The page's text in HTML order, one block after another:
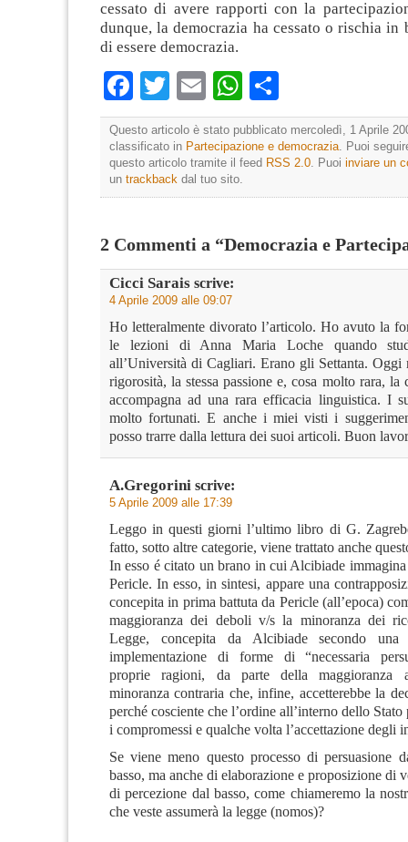
cessato di avere rapporti con la
dunque, la democrazia ha cessato o rischia in
di essere democrazia.
Facebook
TwitterEmailWhatsApp
Questo articolo è stato pubblicato mercoledì, 1 Aprile
classificato in Partecipazione e democrazia . Puoi
questo articolo tramite il feed RSS 2.0 . Puoi inviare un
un trackback dal tuo sito.
2 Commenti a “Democrazia e
Cicci Sarais scrive:
4 Aprile 2009 alle 09:07
Ho letteralmente divorato l’articolo. Ho avuto la
le lezioni di Anna Maria Loche quando
all’Università di Cagliari. Erano gli Settanta. Oggi
rigorosità, la stessa passione e, cosa molto rara, la
accompagna ad una rara efficacia linguistica. I
molto fortunati. E anche i miei visti i
posso trarre dalla lettura dei suoi articoli. Buon
A.Gregorini scrive:
5 Aprile 2009 alle 17:39
Leggo in questi giorni l’ultimo libro di G.
fatto, sotto altre categorie, viene trattato anche
In esso é citato un brano in cui Alcibiade
Pericle. In esso, in sintesi, appare una
concepita in prima battuta da Pericle (all’epoca)
maggioranza dei deboli v/s la minoranza dei
Legge, concepita da Alcibiade secondo una
implementazione di forme di “necessaria
proprie ragioni, da parte della maggioranza
minoranza contraria che, infine, accetterebbe la
perché cosciente che l’ordine all’interno dello Stato
i compromessi e qualche volta l’accettazione degli
Se viene meno questo processo di persuasione
basso, ma anche di elaborazione e proposizione di
di percezione dal basso, come chiameremo la
che veste assumerà la legge (nomos)?